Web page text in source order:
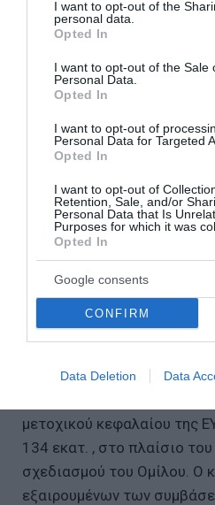
not limited to your visit or usage
grant or deny consent to Google
use your data for below
consent section.
I want to opt-out of the
personal data.
Opted In
I want to opt-out of the Sale
Personal Data.
Opted In
I want to opt-out of
Personal Data for Targeted
Opted In
I want to opt-out of
Retention, Sale, and/or
Personal Data that Is
Purposes for which it was
Opted In
Google consents
CONFIRM
Data Deletion Data
ΤWh, παρουσιάζοντας
πωλήσεων σε
πελάτες από το Β Τρίμηνο
γεγονός ότι η λειτουργική
παρουσίασε μείωση,
συνεισφορά της μονάδας
(ενοποιούμενη με την
τόσο η πρό-φόρων όσο και
του τομέα παρουσίασαν
Επενδύσεις – Δανεισμός
Οι συνολικές επενδύσεις
στα υπό εκτέλεση έργα
μετοχικού κεφαλαίου της
134 εκατ. , στο πλαίσιο
σχεδιασμού του Ομίλου. Ο
εξαιρουμένων των